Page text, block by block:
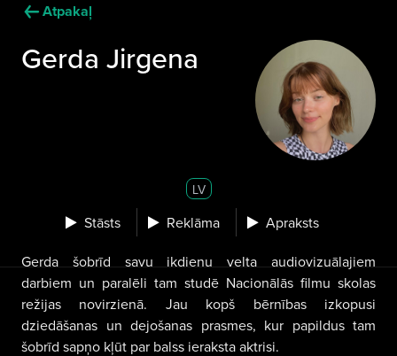
Atpakaļ
Gerda Jirgena
LV
Stāsts Reklāma Apraksts
Gerda šobrīd savu ikdienu velta audiovizuālajiem
darbiem un paralēli tam studē Nacionālās filmu skolas
režijas novirzienā. Jau kopš bērnības izkopusi
dziedāšanas un dejošanas prasmes, kur papildus tam
šobrīd sapņo kļūt par balss ieraksta aktrisi.